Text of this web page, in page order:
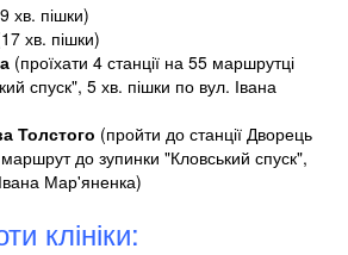
хв. пішки)
хв. пішки)
(проїхати 4 станції на 55 маршрутці
спуск", 5 хв. пішки по вул. Івана
Толстого (пройти до станції Дворець
до зупинки "Кловський спуск",
Мар'яненка)
клініки: